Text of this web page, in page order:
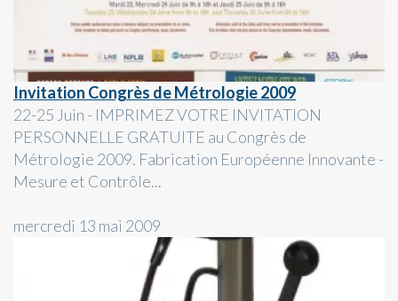
Invitation Congrès de Métrologie 2009
22-25 Juin - IMPRIMEZ VOTRE INVITATION
PERSONNELLE GRATUITE au Congrès de
Métrologie 2009. Fabrication Européenne Innovante -
Mesure et Contrôle...
mercredi 13 mai 2009